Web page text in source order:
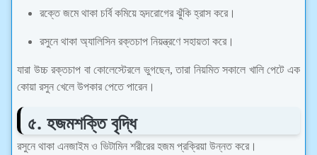
রক্তে জমে থাকা চর্বি কমিয়ে হৃদরোগের ঝুঁকি হ্রাস করে।
রসুনে থাকা অ্যালিসিন রক্তচাপ নিয়ন্ত্রণে সহায়তা করে।
যারা উচ্চ রক্তচাপ বা কোলেস্টেরলে ভুগছেন, তারা নিয়মিত সকালে খালি পেটে এক
কোয়া রসুন খেলে উপকার পেতে পারেন।
৫. হজমশক্তি বৃদ্ধি
রসুনে থাকা এনজাইম ও ভিটামিন শরীরের হজম প্রক্রিয়া উন্নত করে।